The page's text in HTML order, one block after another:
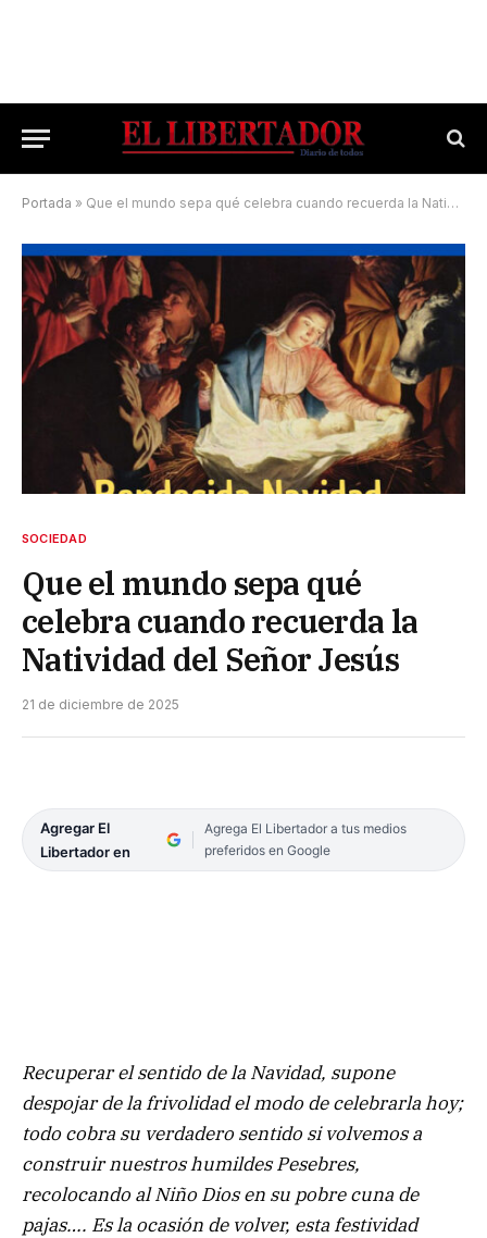
Portada » Que el mundo sepa qué celebra cuando recuerda la Natividad del Señor Jesús
SOCIEDAD
Que el mundo sepa qué
celebra cuando recuerda la
Natividad del Señor Jesús
21 de diciembre de 2025
Agregar El
Libertador en
Agrega El Libertador a tus medios
preferidos en Google
Recuperar el sentido de la Navidad, supone
despojar de la frivolidad el modo de celebrarla hoy;
todo cobra su verdadero sentido si volvemos a
construir nuestros humildes Pesebres,
recolocando al Niño Dios en su pobre cuna de
pajas…. Es la ocasión de volver, esta festividad